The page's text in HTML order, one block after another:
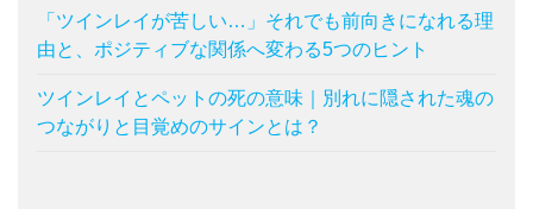
「ツインレイが苦しい…」それでも前向きになれる理
由と、ポジティブな関係へ変わる5つのヒント
ツインレイとペットの死の意味｜別れに隠された魂の
つながりと目覚めのサインとは？